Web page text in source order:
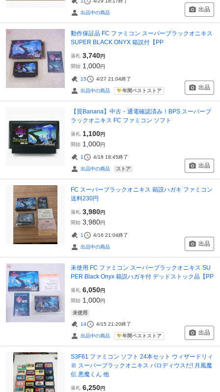
出品中の商品 出品
動作保証品 FC ファミコン スーパーブラックオニキス
SUPER BLACK ONYX 箱説付【PP
落札 3,740円
開始 1,000円
15 4/27 21:04終了
出品中の商品 年間ベストストア 出品
【質Banana】中古・通電確認済み！BPS スーパーブ
ラックオニキス FC ファミコン ソフト
落札 1,100円
開始 1,000円
1 4/18 18:45終了
出品中の商品 ストア 出品
FC スーパーブラックオニキス 箱説ハガキ ファミコン
送料230円
落札 3,980円
開始 3,980円
1 4/16 21:04終了
出品中の商品 出品
未使用 FC ファミコン スーパーブラックオニキス SU
PER Black Onyx 箱説ハガキ付 デッドストック品【PP
落札 6,050円
開始 1,000円
未使用
14 4/15 21:20終了
出品中の商品 年間ベストストア 出品
S3F61 ファミコン ソフト 24本セット ウィザードリィ
Ⅲ スーパーブラックオニキス パロディウスだ! 月風魔
伝 悪魔くん 他
落札 6,250円